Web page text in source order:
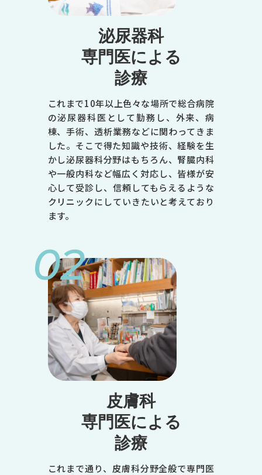
泌尿器科
専門医による
診療
これまで10年以上色々な場所で総合病院
の泌尿器科医として勤務し、外来、病
棟、手術、透析業務などに関わってきま
した。そこで得た知識や技術、経験を生
かし泌尿器科分野はもちろん、腎臓内科
や一般内科など幅広く対応し、皆様が安
心して受診し、信頼してもらえるような
クリニックにしていきたいと考えており
ます。
02
皮膚科
専門医による
診療
これまで通り、皮膚科分野全般で専門医